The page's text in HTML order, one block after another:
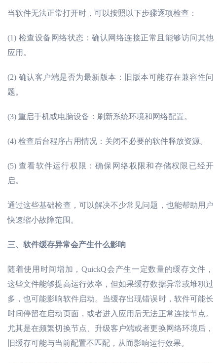
当软件无法正常打开时，可以按照以下步骤逐项检查：
(1) 检查设备网络状态：确认网络连接正常且能够访问其他
应用。
(2) 确认客户端是否为最新版本：旧版本可能存在兼容性问
题。
(3) 重启手机或电脑设备：刷新系统环境和网络配置。
(4) 检查后台程序占用情况：关闭不必要的软件释放资源。
(5)查看软件运行权限：确保网络权限和存储权限已经开
启。
通过这些基础检查，可以解决不少常见问题，也能帮助用户
快速缩小故障范围。
三、 软件缓存异常会产生什么影响
随着使用时间增加，QuickQ会产生一定数量的缓存文件，
这些文件能够提高运行效率，但如果缓存数据异常或堆积过
多，也可能影响软件启动。当缓存出现错误时，软件可能长
时间停留在启动页面，或者进入应用后无法正常连接节点。
尤其是在频繁切换节点、升级客户端或者更换网络环境后，
旧缓存可能与当前配置不匹配，从而影响运行效果。